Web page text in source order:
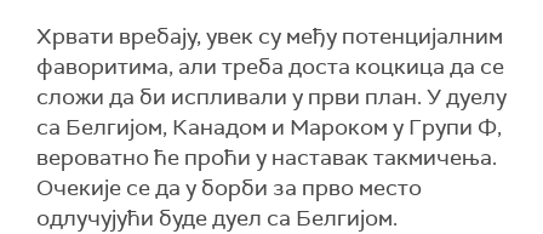
Хрвати вребају, увек су међу потенцијалним
фаворитима, али треба доста коцкица да се
сложи да би испливали у први план. У дуелу
са Белгијом, Канадом и Мароком у Групи Ф,
вероватно ће проћи у наставак такмичења.
Очекије се да у борби за прво место
одлучујући буде дуел са Белгијом.